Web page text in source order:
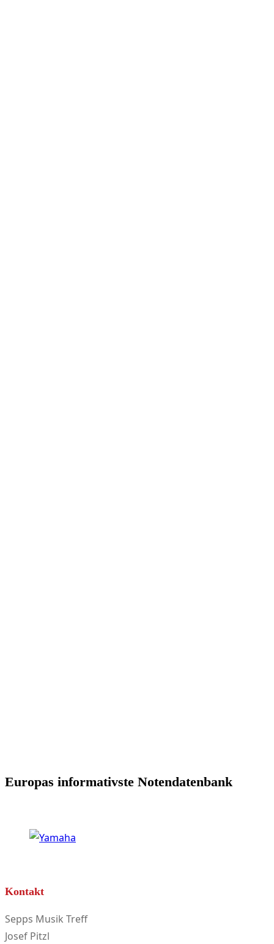
Europas informativste Notendatenbank
Kontakt
Sepps Musik Treff
Josef Pitzl